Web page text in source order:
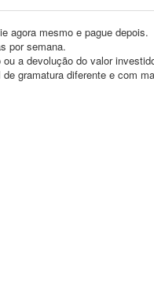
agora mesmo e pague depois.
por semana.
a devolução do valor
gramatura diferente e com